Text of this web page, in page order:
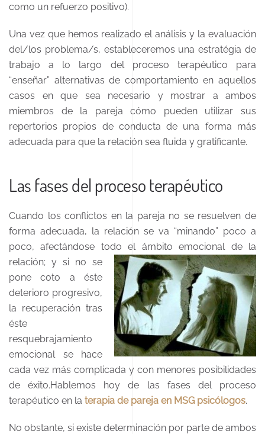
como un refuerzo positivo).
Una vez que hemos realizado el análisis y la evaluación
del/los problema/s, estableceremos una estratégia de
trabajo a lo largo del proceso terapéutico para
“enseñar” alternativas de comportamiento en aquellos
casos en que sea necesario y mostrar a ambos
miembros de la pareja cómo pueden utilizar sus
repertorios propios de conducta de una forma más
adecuada para que la relación sea fluida y gratificante.
Las fases del proceso terapéutico
Cuando los conflictos en la pareja no se resuelven de
forma adecuada, la relación se va “minando” poco a
poco, afectándose todo el ámbito emocional de la
relación; y si no se
pone coto a éste
deterioro progresivo,
la recuperación tras
éste
resquebrajamiento
emocional se hace
cada vez más complicada y con menores posibilidades
de éxito.Hablemos hoy de las fases del proceso
terapéutico en la terapia de pareja en MSG psicólogos.
No obstante, si existe determinación por parte de ambos